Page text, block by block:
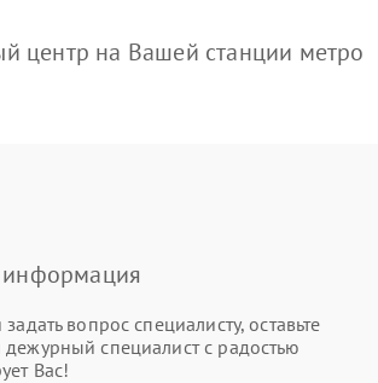
центр на Вашей станции метро
информация
задать вопрос специалисту, оставьте
специалист с радостью
Вас!